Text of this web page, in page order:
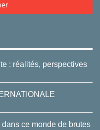
: réalités, perspectives
ce monde de brutes